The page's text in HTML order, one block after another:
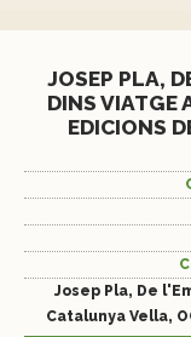
JOSEP PLA,
DINS VIATGE
EDICIONS
Josep Pla, De
Catalunya Vella,